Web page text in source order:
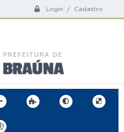
Login / Cadastro